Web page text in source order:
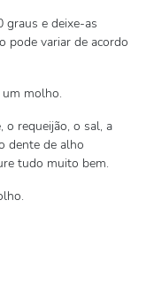
graus e deixe-as
pode variar de acordo
um molho.
o requeijão, o sal, a
dente de alho
tudo muito bem.